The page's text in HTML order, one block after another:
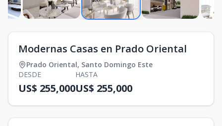
Modernas Casas en Prado Oriental
Prado Oriental, Santo Domingo Este
DESDE
US$ 255,000
HASTA
US$ 255,000